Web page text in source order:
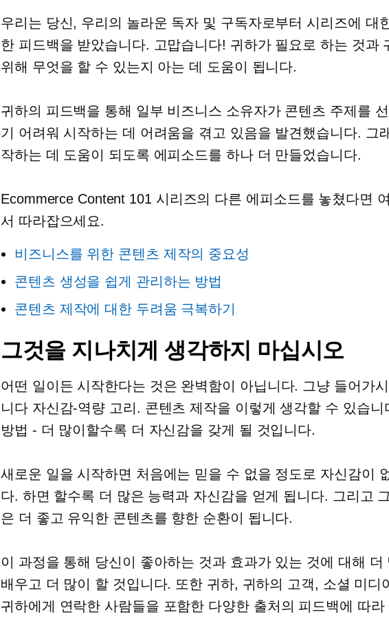
우리는 당신, 우리의 놀라운 독자 및 구독자로부터 시리즈에 대
한 피드백을 받았습니다. 고맙습니다! 귀하가 필요로 하는 것과
위해 무엇을 할 수 있는지 아는 데 도움이 됩니다.
귀하의 피드백을 통해 일부 비즈니스 소유자가 콘텐츠 주제를
기 어려워 시작하는 데 어려움을 겪고 있음을 발견했습니다. 그
작하는 데 도움이 되도록 에피소드를 하나 더 만들었습니다.
Ecommerce Content 101 시리즈의 다른 에피소드를 놓쳤다면
서 따라잡으세요.
비즈니스를 위한 콘텐츠 제작의 중요성
콘텐츠 생성을 쉽게 관리하는 방법
콘텐츠 제작에 대한 두려움 극복하기
그것을 지나치게 생각하지 마십시오
어떤 일이든 시작한다는 것은 완벽함이 아닙니다. 그냥 들어가
니다 자신감-역량 고리. 콘텐츠 제작을 이렇게 생각할 수 있습니
방법 - 더 많이할수록 더 자신감을 갖게 될 것입니다.
새로운 일을 시작하면 처음에는 믿을 수 없을 정도로 자신감이
다. 하면 할수록 더 많은 능력과 자신감을 얻게 됩니다. 그리고
은 더 좋고 유익한 콘텐츠를 향한 순환이 됩니다.
이 과정을 통해 당신이 좋아하는 것과 효과가 있는 것에 대해 더
배우고 더 많이 할 것입니다. 또한 귀하, 귀하의 고객, 소셜 미디
귀하에게 연락한 사람들을 포함한 다양한 출처의 피드백에 따라